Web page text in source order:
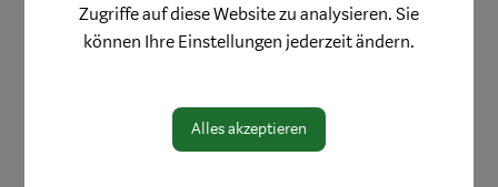
Zugriffe auf diese Website zu analysieren. Sie
können Ihre Einstellungen jederzeit ändern.
Alles akzeptieren